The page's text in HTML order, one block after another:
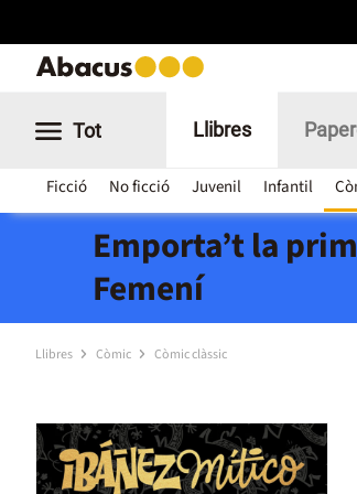
Tot Llibres
Ficció No ficció Juvenil Infantil
Emporta’t la
Femení
Llibres Còmic Còmic clàssic